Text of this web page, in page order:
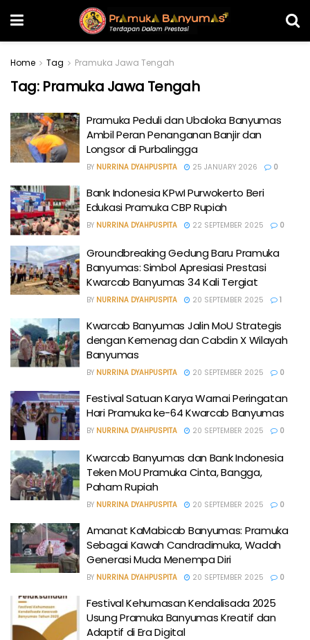
Home Tag Pramuka Jawa Tengah
Tag: Pramuka Jawa Tengah
Pramuka Peduli dan Ubaloka Banyumas
Ambil Peran Penanganan Banjir dan
Longsor di Purbalingga
BY NURRINA DYAHPUSPITA 25 JANUARY 2026 0
Bank Indonesia KPwI Purwokerto Beri
Edukasi Pramuka CBP Rupiah
BY NURRINA DYAHPUSPITA 22 SEPTEMBER 2025 0
Groundbreaking Gedung Baru Pramuka
Banyumas: Simbol Apresiasi Prestasi
Kwarcab Banyumas 34 Kali Tergiat
BY NURRINA DYAHPUSPITA 20 SEPTEMBER 2025 1
Kwarcab Banyumas Jalin MoU Strategis
dengan Kemenag dan Cabdin X Wilayah
Banyumas
BY NURRINA DYAHPUSPITA 20 SEPTEMBER 2025 0
Festival Satuan Karya Warnai Peringatan
Hari Pramuka ke-64 Kwarcab Banyumas
BY NURRINA DYAHPUSPITA 20 SEPTEMBER 2025 0
Kwarcab Banyumas dan Bank Indonesia
Teken MoU Pramuka Cinta, Bangga,
Paham Rupiah
BY NURRINA DYAHPUSPITA 20 SEPTEMBER 2025 0
Amanat KaMabicab Banyumas: Pramuka
Sebagai Kawah Candradimuka, Wadah
Generasi Muda Menempa Diri
BY NURRINA DYAHPUSPITA 20 SEPTEMBER 2025 0
Festival Kehumasan Kendalisada 2025
Usung Pramuka Banyumas Kreatif dan
Adaptif di Era Digital